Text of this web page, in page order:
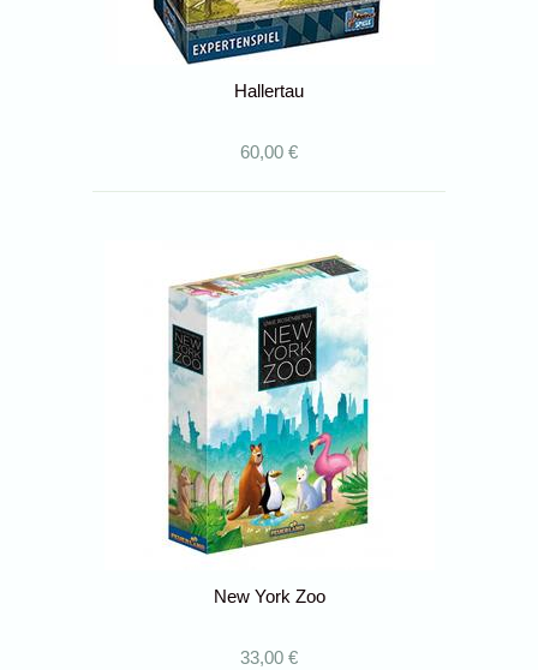
Hallertau
60,00 €
New York Zoo
33,00 €